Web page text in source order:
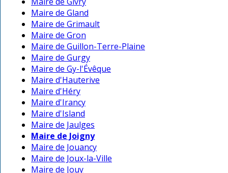
Maire de Gland
Maire de Grimault
Maire de Gron
Maire de Guillon-Terre-Plaine
Maire de Gurgy
Maire de Gy-l'Évêque
Maire d'Hauterive
Maire d'Héry
Maire d'Irancy
Maire d'Island
Maire de Jaulges
Maire de Joigny
Maire de Jouancy
Maire de Joux-la-Ville
Maire de Jouy